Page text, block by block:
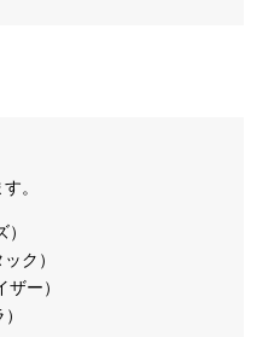
。
ク）
ー）